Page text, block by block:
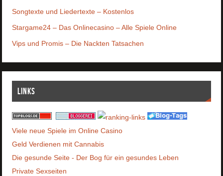
Songtexte und Liedertexte – Kostenlos
Stargame24 – Das Onlinecasino – Alle Spiele Online
Vips und Promis – Die Nackten Tatsachen
Links
Viele neue Spiele im Online Casino
Geld Verdienen mit Cannabis
Die gesunde Seite - Der Bog für ein gesundes Leben
Private Sexseiten